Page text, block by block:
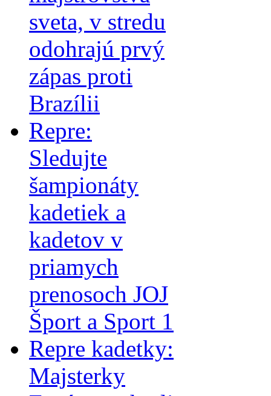
sveta, v stredu
odohrajú prvý
zápas proti
Brazílii
Repre:
Sledujte
šampionáty
kadetiek a
kadetov v
priamych
prenosoch JOJ
Šport a Sport 1
Repre kadetky:
Majsterky